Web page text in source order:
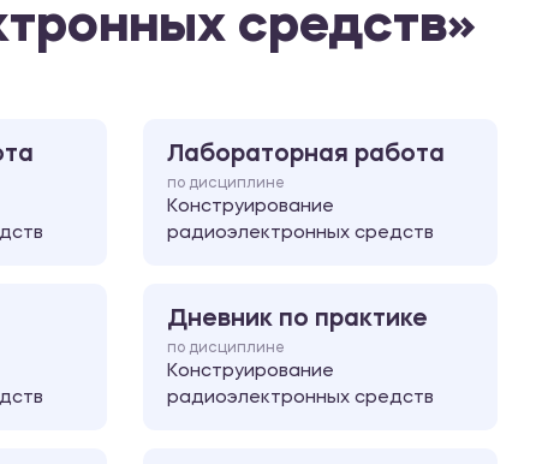
средств»
Лабораторная работа
по дисциплине
Конструирование
радиоэлектронных средств
Дневник по практике
по дисциплине
Конструирование
радиоэлектронных средств